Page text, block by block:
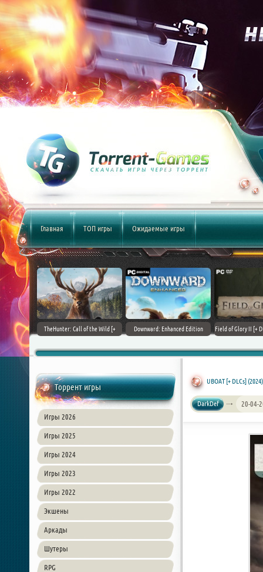
Главная ТОП игры Ожидаемые игры
(2017)
TheHunter: Call of the Wild [+
Downward: Enhanced Edition
Field of Glory II [+
Торрент игры
Игры 2026
Игры 2025
Игры 2024
Игры 2023
Игры 2022
Экшены
Аркады
Шутеры
RPG
UBOAT [+ DLCs]
DarkDef 20-04-